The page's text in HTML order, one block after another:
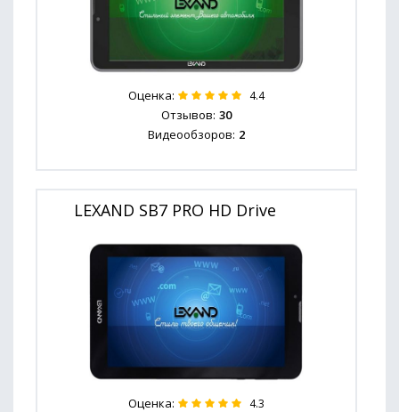
Оценка: 4.4
Отзывов: 30
Видеообзоров: 2
LEXAND SB7 PRO HD Drive
Оценка: 4.3